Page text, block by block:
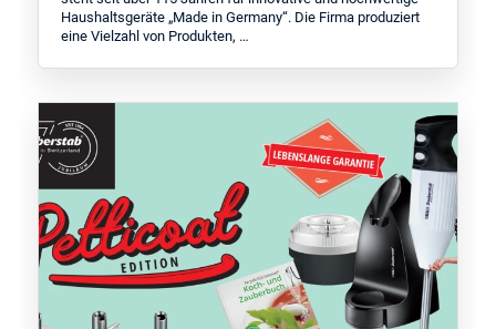
Haushaltsgeräte „Made in Germany“. Die Firma produziert
eine Vielzahl von Produkten, …